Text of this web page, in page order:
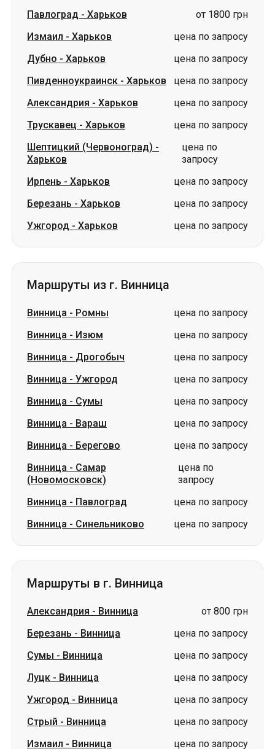
Павлоград - Харьков
от 1800 грн
Измаил - Харьков
цена по запросу
Дубно - Харьков
цена по запросу
Пивденноукраинск - Харьков
цена по запросу
Александрия - Харьков
цена по запросу
Трускавец - Харьков
цена по запросу
Шептицкий (Червоноград) -
Харьков
цена по
запросу
Ирпень - Харьков
цена по запросу
Березань - Харьков
цена по запросу
Ужгород - Харьков цена по запросу
Маршруты из г. Винница
Винница - Ромны
цена по запросу
Винница - Изюм
цена по запросу
Винница - Дрогобыч
цена по запросу
Винница - Ужгород
цена по запросу
Винница - Сумы
цена по запросу
Винница - Вараш
цена по запросу
Винница - Берегово
цена по запросу
Винница - Самар
(Новомосковск)
цена по
запросу
Винница - Павлоград
цена по запросу
Винница - Синельниково цена по запросу
Маршруты в г. Винница
Александрия - Винница
от 800 грн
Березань - Винница
цена по запросу
Сумы - Винница
цена по запросу
Луцк - Винница
цена по запросу
Ужгород - Винница
цена по запросу
Стрый - Винница
цена по запросу
Измаил - Винница
цена по запросу